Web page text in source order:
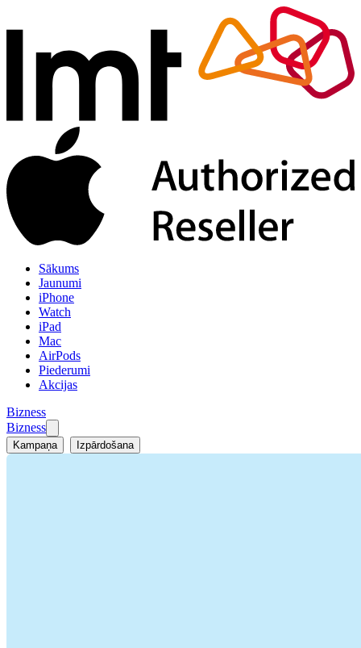
Sākums
Jaunumi
iPhone
Watch
iPad
Mac
AirPods
Piederumi
Akcijas
Bizness
Bizness
Kampaņa Izpārdošana